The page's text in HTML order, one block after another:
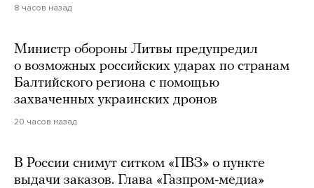
8 часов назад
Министр обороны Литвы предупредил
о возможных российских ударах по странам
Балтийского региона с помощью
захваченных украинских дронов
20 часов назад
В России снимут ситком «ПВЗ» о пункте
выдачи заказов. Глава «Газпром-медиа»